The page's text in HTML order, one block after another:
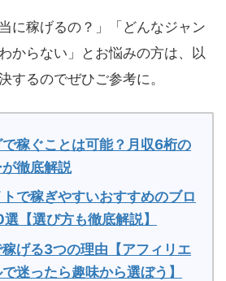
に稼げるの？」「どんなジャン
からない」とお悩みの方は、以
するのでぜひご参考に。
稼ぐことは可能？月収6桁の
徹底解説
で稼ぎやすいおすすめのブロ
【選び方も徹底解説】
げる3つの理由【アフィリエ
迷ったら趣味から選ぼう】